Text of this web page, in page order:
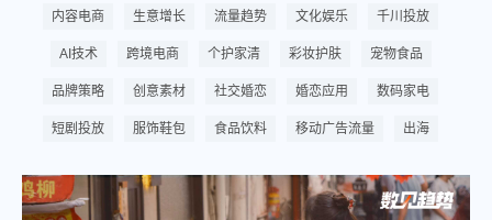
内容电商 生意增长 流量趋势 文化娱乐 千川投放
AI技术 跨境电商 个护家清 彩妆护肤 宠物食品
品牌策略 创意素材 社交婚恋 婚恋应用 数码家电
短剧投放 服饰鞋包 食品饮料 移动广告流量 出海